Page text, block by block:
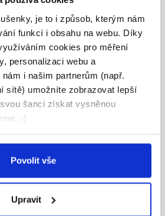
je to i způsob, kterým nám
funkcí i obsahu na webu. Díky
cookies pro měření
personalizaci webu a
i našim partnerům (např.
sítě) umožníte zobrazovat lepší
šanci získat vysněnou
:-)
Povolit vše
Upravit
31.07.2026
– Penny
| mzda od 150 ...